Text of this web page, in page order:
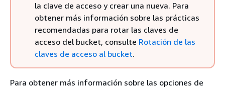
la clave de acceso y crear una nueva. Para
obtener más información sobre las prácticas
recomendadas para rotar las claves de
acceso del bucket, consulte Rotación de las
claves de acceso al bucket.
Para obtener más información sobre las opciones de